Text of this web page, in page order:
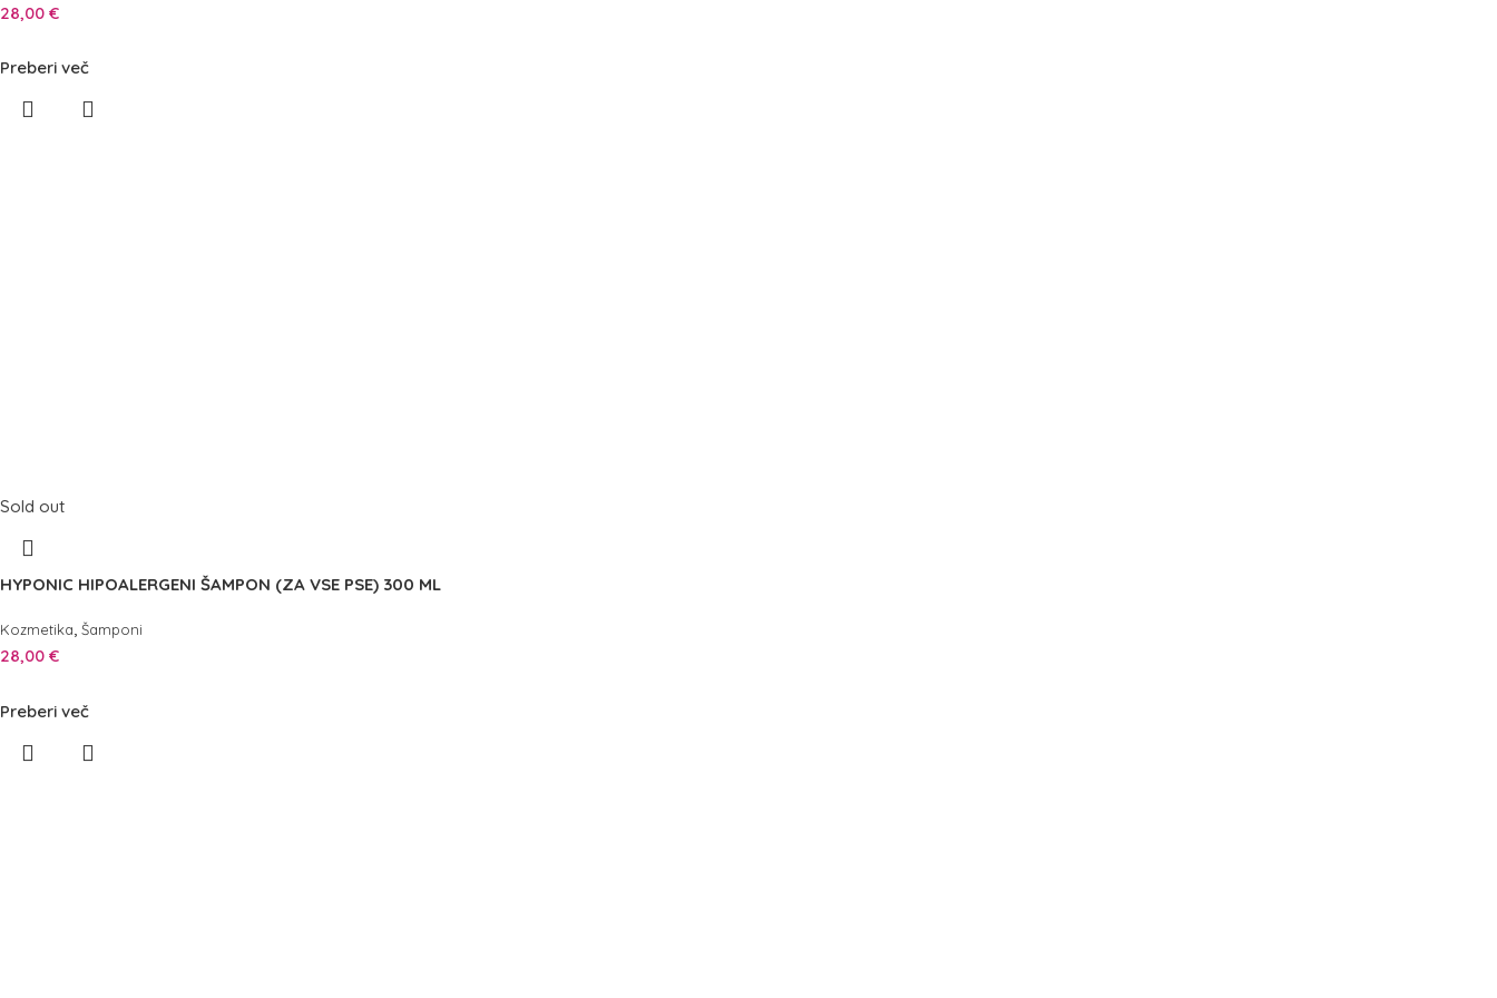
28,00 €
Preberi več
Sold out
HYPONIC HIPOALERGENI ŠAMPON (ZA VSE PSE) 300 ML
Kozmetika, Šamponi
28,00 €
Preberi več